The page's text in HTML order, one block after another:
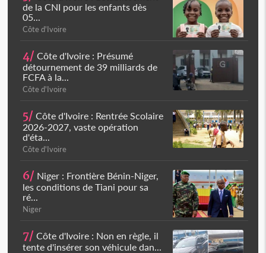
de la CNI pour les enfants dès
05...
Côte d'Ivoire
4/ Côte d'Ivoire : Présumé
détournement de 39 milliards de
FCFA à la...
Côte d'Ivoire
5/ Côte d'Ivoire : Rentrée Scolaire
2026-2027, vaste opération
d'éta...
Côte d'Ivoire
6/ Niger : Frontière Bénin-Niger,
les conditions de Tiani pour sa
ré...
Niger
7/ Côte d'Ivoire : Non en règle, il
tente d'insérer son véhicule dan...